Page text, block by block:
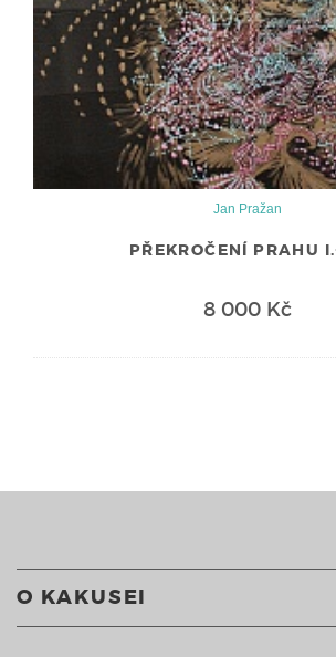
Jan Pražan
PŘEKROČENÍ PRAHU
8 000 Kč
O KAKUSEI